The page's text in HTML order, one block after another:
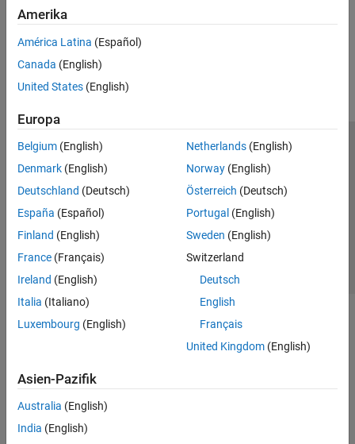
Amerika
América Latina (Español)
Canada (English)
United States (English)
Europa
Belgium (English)
Denmark (English)
Deutschland (Deutsch)
España (Español)
Finland (English)
France (Français)
Ireland (English)
Italia (Italiano)
Luxembourg (English)
Netherlands(English)
Norway(English)
Österreich (Deutsch)
Portugal (English)
Sweden (English)
Switzerland
Deutsch
English
Français
United Kingdom(English)
Asien-Pazifik
Australia (English)
India (English)
Trust Center
Datenschutz-Richtlinien
Datendiebstahl verhindern
Status von Anwendungen
© 1994-2026 The MathWorks, Inc.
Website auswählen
Deutschland